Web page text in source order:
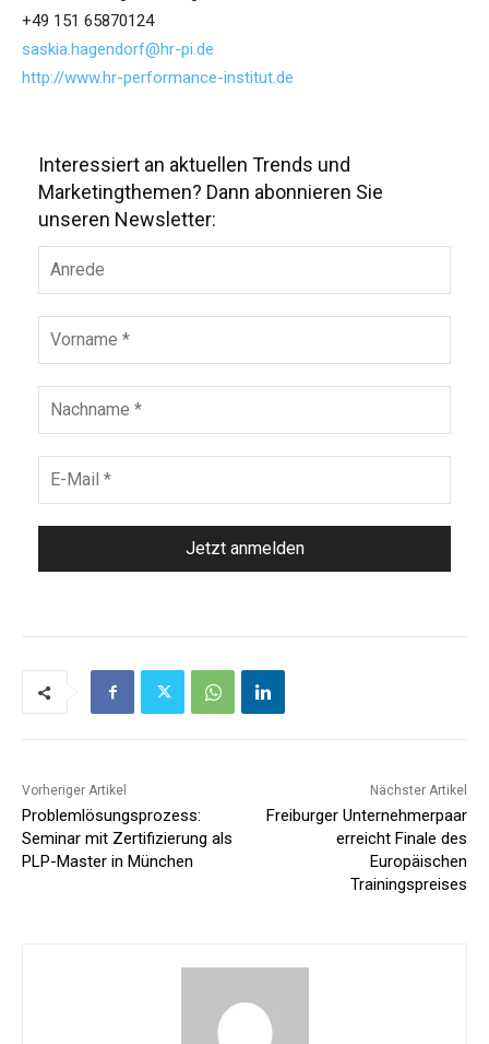
+49 151 65870124
saskia.hagendorf@hr-pi.de
http://www.hr-performance-institut.de
Interessiert an aktuellen Trends und
Marketingthemen? Dann abonnieren Sie
unseren Newsletter:
Vorheriger Artikel
Problemlösungsprozess:
Seminar mit Zertifizierung als
PLP-Master in München
Nächster Artikel
Freiburger Unternehmerpaar
erreicht Finale des
Europäischen
Trainingspreises